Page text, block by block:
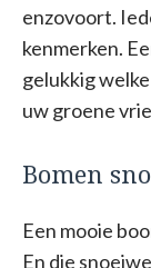
enzovoort.
kenmerken.
gelukkig
uw groene
Bomen
Een mooie
En die